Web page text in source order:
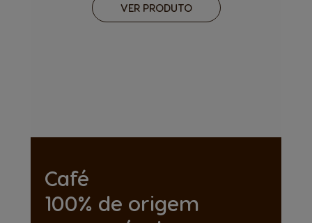
VER PRODUTO
Café
100% de origem